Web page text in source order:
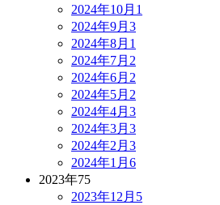
2024年10月 1
2024年9月 3
2024年8月 1
2024年7月 2
2024年6月 2
2024年5月 2
2024年4月 3
2024年3月 3
2024年2月 3
2024年1月 6
2023年75
2023年12月 5